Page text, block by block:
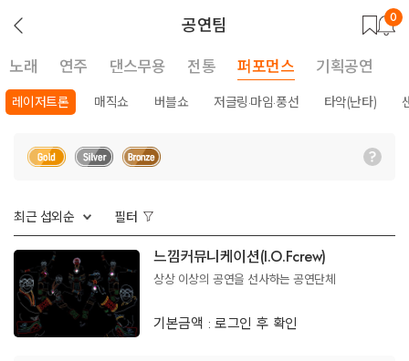
공연팀
뒤
로
기
0
노래 연주 댄스무용 전통 퍼포먼스 기획공연
레이저트론 매직쇼 버블쇼 저글링·마임·풍선 타악(난타)
최근 섭외순 필터
느낌커뮤니케이션(I.O.Fcrew)
상상 이상의 공연을 선사하는 공연단체
기본금액 : 로그인 후 확인